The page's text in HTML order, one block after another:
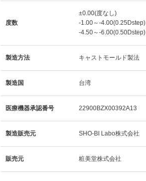
度数
±0.00(度なし)
-1.00～-4.00(0.25Dstep)
-4.50～-6.00(0.50Dstep)
製造方法 キャストモールド製法
製造国 台湾
医療機器承認番号 22900BZX00392A13
製造販売元 SHO-BI Labo株式会社
販売元 粧美堂株式会社